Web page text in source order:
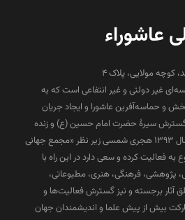
عاشوراء
کوچه مولایی، پلاک 4
غیر دولتی و غیر انتفاعی است که به
و حماسه‌آفرین عاشورا و ایجاد جریان
گسترش سیرۀ حضرت امام حسین (ع) و زنده
نگه داشتن فرهنگ عاشورا از سال ۱۳۹۳ هجری شمسی زیر نظر «مجمع جهانی
فعالیت کرده و سعی دارد در این راه با
پژوهشی، فرهنگی، هنری، مطبوعاتی،
آثار برجسته و نیز گسترش فعالیت‌ها و
بیش از پیش علما و اندیشمندان جهان